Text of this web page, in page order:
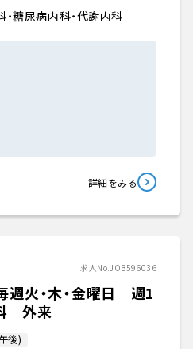
・糖尿病内科・代謝内科
詳細をみる
求人No.JOB596036
週火・木・金曜日 週1
外来
後)